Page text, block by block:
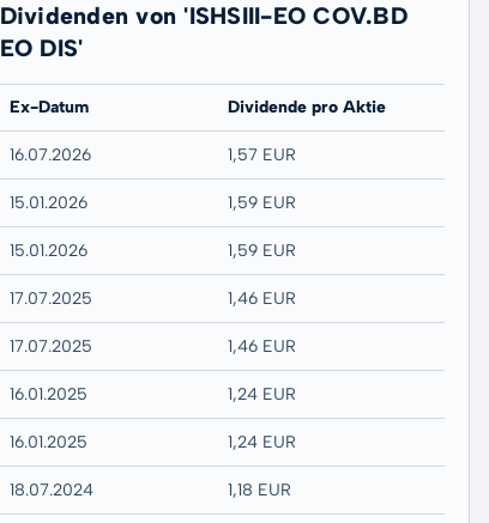
Dividenden von 'ISHSIII-EO COV.BD
EO DIS'
Ex-Datum Dividende pro Aktie
16.07.2026 1,57 EUR
15.01.2026 1,59 EUR
15.01.2026 1,59 EUR
17.07.2025 1,46 EUR
17.07.2025 1,46 EUR
16.01.2025 1,24 EUR
16.01.2025 1,24 EUR
18.07.2024 1,18 EUR